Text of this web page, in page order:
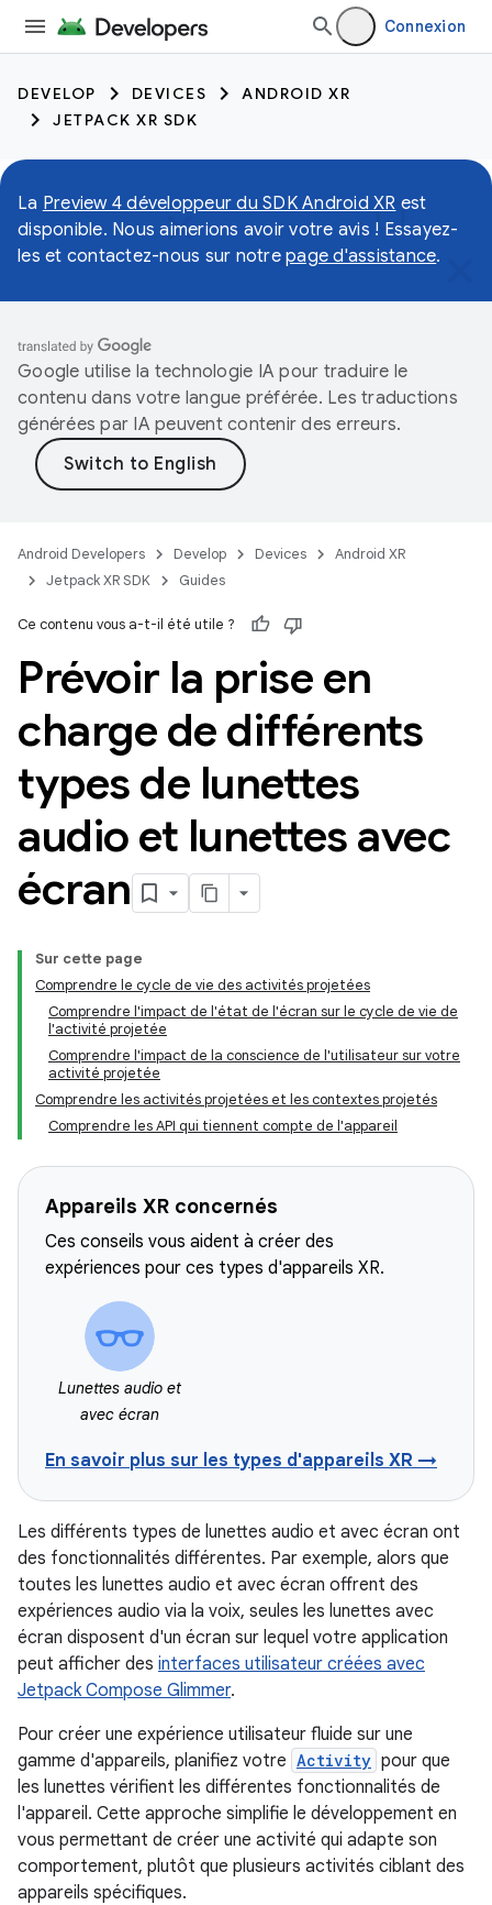
Connexion
DEVELOP DEVICES
ANDROID XR
JETPACK XR SDK
La Preview 4 développeur du SDK Android XR est
disponible. Nous aimerions avoir votre avis ! Essayez-
les et contactez-nous sur notre page d'assistance.
Google utilise la technologie IA pour traduire le
contenu dans votre langue préférée. Les traductions
générées par IA peuvent contenir des erreurs.
Android Developers Develop Devices
Android XR
Jetpack XR SDK
Guides
Ce contenu vous a-t-il été utile ?
Prévoir la prise en
charge de différents
types de lunettes
audio et lunettes avec
écran
Sur cette page
Comprendre le cycle de vie des activités projetées
Comprendre l'impact de l'état de l'écran sur le cycle de vie de
l'activité projetée
Comprendre l'impact de la conscience de l'utilisateur sur votre
activité projetée
Comprendre les activités projetées et les contextes projetés
Comprendre les API qui tiennent compte de l'appareil
Appareils XR concernés
Ces conseils vous aident à créer des
expériences pour ces types d'appareils XR.
Lunettes audio et
avec écran
En savoir plus sur les types d'appareils XR →
Les différents types de lunettes audio et avec écran ont
des fonctionnalités différentes. Par exemple, alors que
toutes les lunettes audio et avec écran offrent des
expériences audio via la voix, seules les lunettes avec
écran disposent d'un écran sur lequel votre application
peut afficher des interfaces utilisateur créées avec
Jetpack Compose Glimmer.
Pour créer une expérience utilisateur fluide sur une
gamme d'appareils, planifiez votre Activity pour que
les lunettes vérifient les différentes fonctionnalités de
l'appareil. Cette approche simplifie le développement en
vous permettant de créer une activité qui adapte son
comportement, plutôt que plusieurs activités ciblant des
appareils spécifiques.